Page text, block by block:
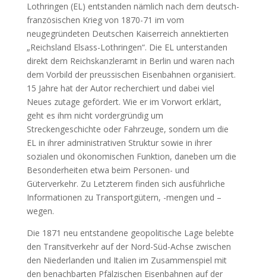
Lothringen (EL) entstanden nämlich nach dem deutsch-
französischen Krieg von 1870-71 im vom
neugegründeten Deutschen Kaiserreich annektierten
„Reichsland Elsass-Lothringen“. Die EL unterstanden
direkt dem Reichskanzleramt in Berlin und waren nach
dem Vorbild der preussischen Eisenbahnen organisiert.
15 Jahre hat der Autor recherchiert und dabei viel
Neues zutage gefördert. Wie er im Vorwort erklärt,
geht es ihm nicht vordergründig um
Streckengeschichte oder Fahrzeuge, sondern um die
EL in ihrer administrativen Struktur sowie in ihrer
sozialen und ökonomischen Funktion, daneben um die
Besonderheiten etwa beim Personen- und
Güterverkehr. Zu Letzterem finden sich ausführliche
Informationen zu Transportgütern, -mengen und –
wegen.
Die 1871 neu entstandene geopolitische Lage belebte
den Transitverkehr auf der Nord-Süd-Achse zwischen
den Niederlanden und Italien im Zusammenspiel mit
den benachbarten Pfälzischen Eisenbahnen auf der